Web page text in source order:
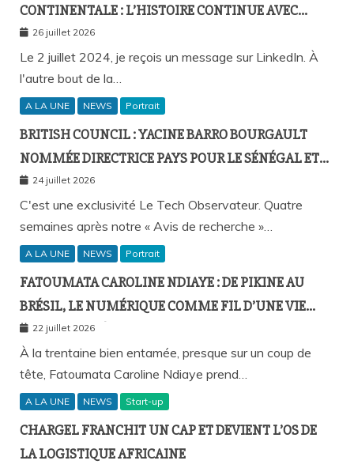
CONTINENTALE : L’HISTOIRE CONTINUE AVEC
BIRAHIM FALL ET BICTORYS
26 juillet 2026
Le 2 juillet 2024, je reçois un message sur LinkedIn. À
l'autre bout de la…
A LA UNE NEWS Portrait
BRITISH COUNCIL : YACINE BARRO BOURGAULT
NOMMÉE DIRECTRICE PAYS POUR LE SÉNÉGAL ET
L’AFRIQUE FRANCOPHONE
24 juillet 2026
C'est une exclusivité Le Tech Observateur. Quatre
semaines après notre « Avis de recherche »…
A LA UNE NEWS Portrait
FATOUMATA CAROLINE NDIAYE : DE PIKINE AU
BRÉSIL, LE NUMÉRIQUE COMME FIL D’UNE VIE
SANS FRONTIÈRES
22 juillet 2026
À la trentaine bien entamée, presque sur un coup de
tête, Fatoumata Caroline Ndiaye prend…
A LA UNE NEWS Start-up
CHARGEL FRANCHIT UN CAP ET DEVIENT L’OS DE
LA LOGISTIQUE AFRICAINE